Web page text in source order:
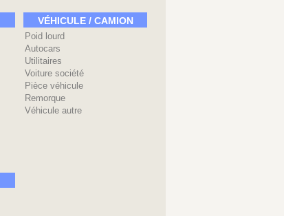
VÉHICULE / CAMION
Poid lourd
Autocars
Utilitaires
Voiture société
Pièce véhicule
Remorque
Véhicule autre